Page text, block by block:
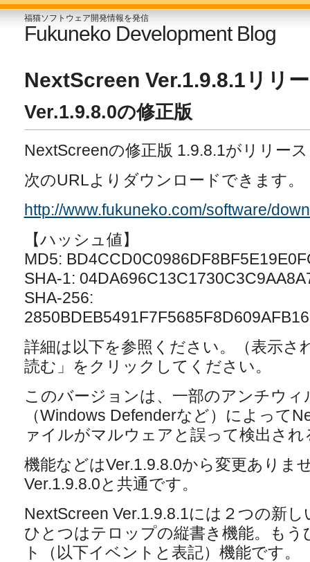
福猫ソフトウェア開発情報を発信
Fukuneko Development Blog
NextScreen Ver.1.9.8.1リリ
Ver.1.9.8.0の修正版
NextScreenの修正版 1.9.8.1がリリー
次のURLよりダウンロードできます。
http://www.fukuneko.com/software/
【ハッシュ値】
MD5:
SHA-1:
SHA-256:
詳細は以下を参照ください。（表示さ
読む」をクリックしてください。
このバージョンは、一部のアンチウ
（Windows Defenderなど）によって
ァイルがマルウェアと誤って検出さ
機能などはVer.1.9.8.0から変更ありま
Ver.1.9.8.0と共通です。
NextScreen Ver.1.9.8.1には２つの新
ひとつはテロップの縦書き機能。も
ト（以下イベントと表記）機能です。